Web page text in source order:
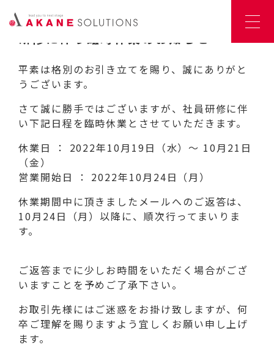
2022.10.18
研修に伴う臨時休業のお知らせ
平素は格別のお引き立てを賜り、誠にありがと
うございます。
さて誠に勝手ではございますが、社員研修に伴
い下記日程を臨時休業とさせていただきます。
休業日 ： 2022年10月19日（水）〜 10月21日
（金）
営業開始日 ： 2022年10月24日（月）
休業期間中に頂きましたメールへのご返答は、
10月24日（月）以降に、順次行ってまいりま
す。
ご返答までに少しお時間をいただく場合がござ
いますことを予めご了承下さい。
お取引先様にはご迷惑をお掛け致しますが、何
卒ご理解を賜りますよう宜しくお願い申し上げ
ます。